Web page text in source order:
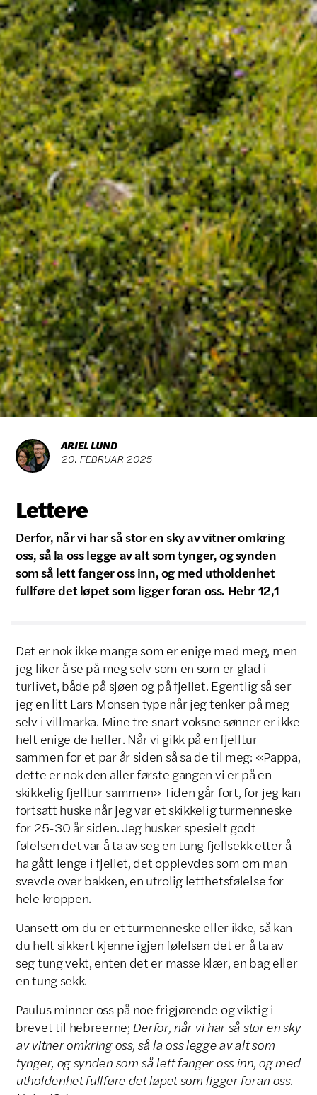
ARIEL LUND
20. FEBRUAR 2025
Lettere
Derfor, når vi har så stor en sky av vitner omkring
oss, så la oss legge av alt som tynger, og synden
som så lett fanger oss inn, og med utholdenhet
fullføre det løpet som ligger foran oss. Hebr 12,1
Det er nok ikke mange som er enige med meg, men
jeg liker å se på meg selv som en som er glad i
turlivet, både på sjøen og på fjellet. Egentlig så ser
jeg en litt Lars Monsen type når jeg tenker på meg
selv i villmarka. Mine tre snart voksne sønner er ikke
helt enige de heller. Når vi gikk på en fjelltur
sammen for et par år siden så sa de til meg: «Pappa,
dette er nok den aller første gangen vi er på en
skikkelig fjelltur sammen» Tiden går fort, for jeg kan
fortsatt huske når jeg var et skikkelig turmenneske
for 25-30 år siden. Jeg husker spesielt godt
følelsen det var å ta av seg en tung fjellsekk etter å
ha gått lenge i fjellet, det opplevdes som om man
svevde over bakken, en utrolig letthetsfølelse for
hele kroppen.
Uansett om du er et turmenneske eller ikke, så kan
du helt sikkert kjenne igjen følelsen det er å ta av
seg tung vekt, enten det er masse klær, en bag eller
en tung sekk.
Paulus minner oss på noe frigjørende og viktig i
brevet til hebreerne; Derfor, når vi har så stor en sky
av vitner omkring oss, så la oss legge av alt som
tynger, og synden som så lett fanger oss inn, og med
utholdenhet fullføre det løpet som ligger foran oss.